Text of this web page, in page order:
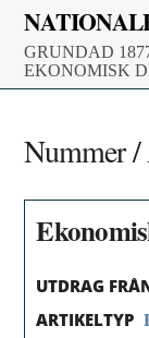
Skip
content
GRUNDAD
EKONOMISK
Nummer
UTDRAG
ARTIKELTYP